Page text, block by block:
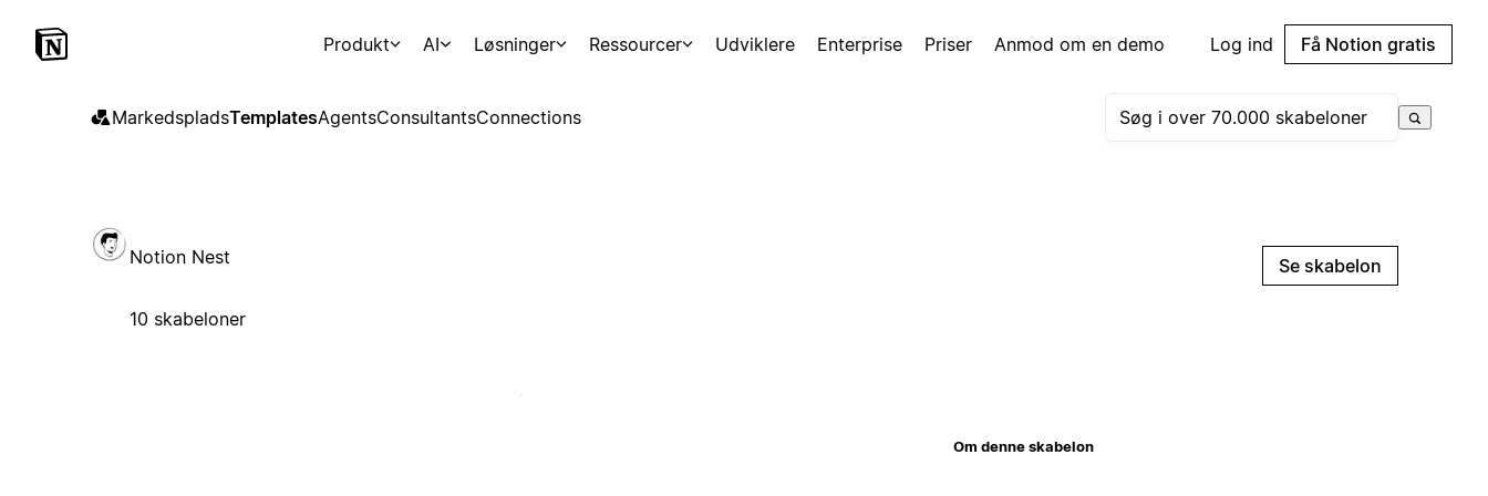
Produkt AI Løsninger Ressourcer Udviklere Enterprise Priser Anmod om en demo Log ind Få Notion gratis
MarkedspladsTemplatesAgentsConsultantsConnections
Notion Nest
10 skabeloner
Se skabelon
Om denne skabelon